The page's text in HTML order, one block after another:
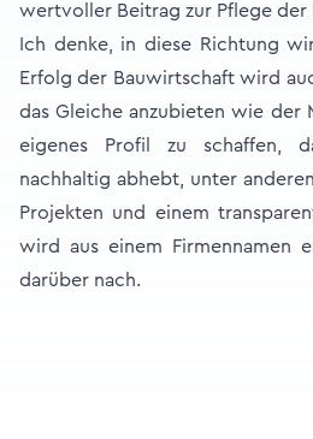
wertvoller Beitrag zur Pflege der
Ich denke, in diese Richtung
Erfolg der Bauwirtschaft wird
das Gleiche anzubieten wie der
eigenes Profil zu schaffen,
nachhaltig abhebt, unter
Projekten und einem
wird aus einem Firmennamen
darüber nach.